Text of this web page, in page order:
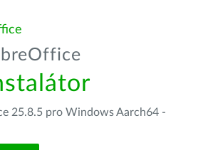
25.8.5 pro Windows Aarch64 -